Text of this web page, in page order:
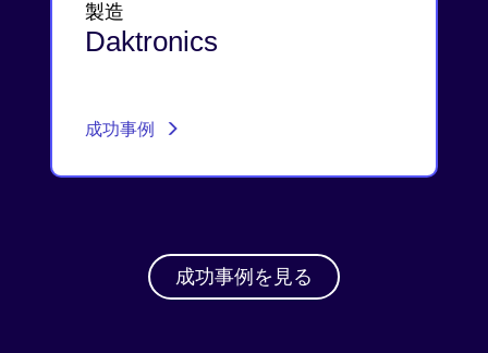
製造
Daktronics
成功事例
成功事例を見る